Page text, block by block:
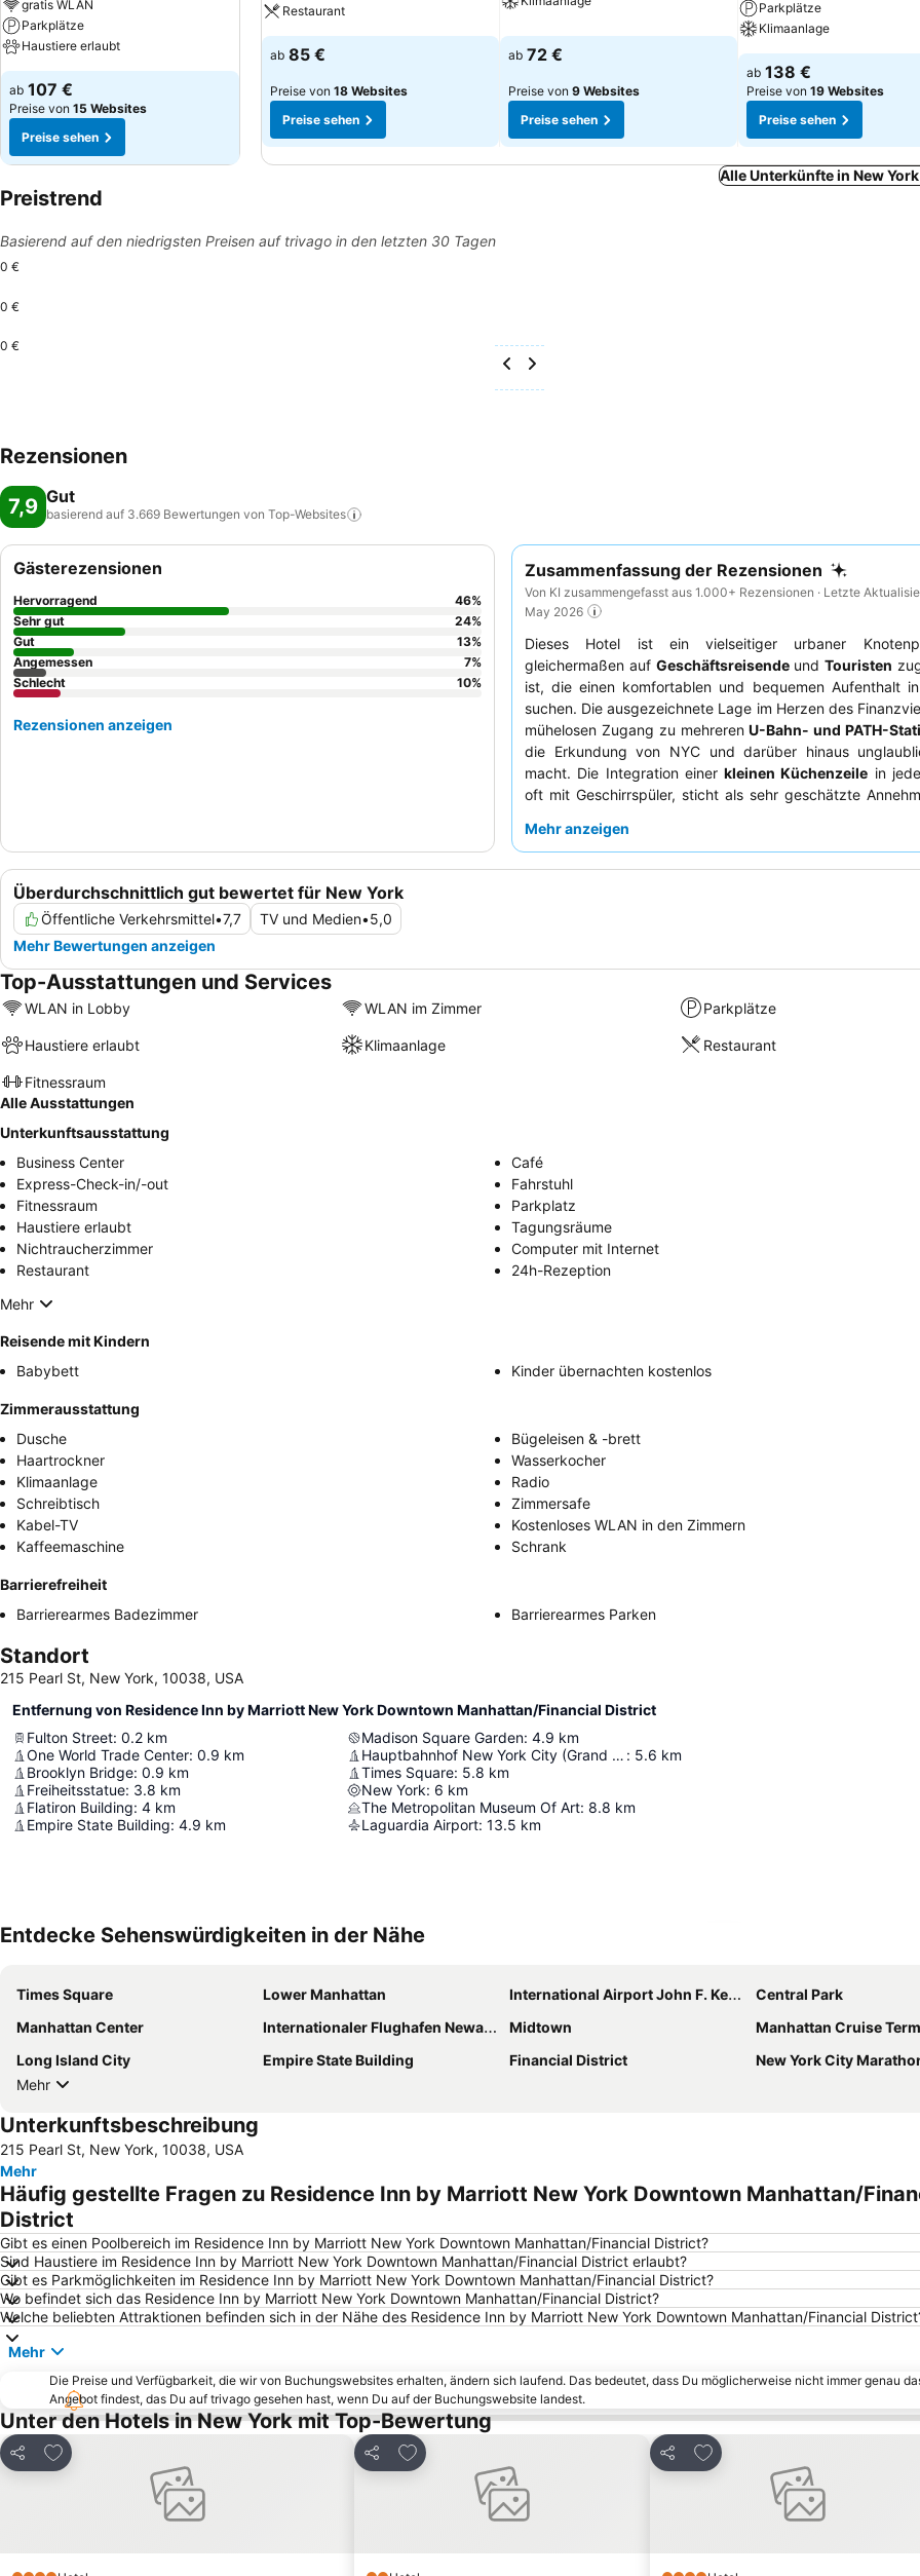
gratis WLAN
Parkplätze
Haustiere erlaubt
ab 107 €
Preise von 15 Websites
Preise sehen
Restaurant
ab 85 €
Preise von 18 Websites
Preise sehen
ab 72 €
Preise von 9 Websites
Preise sehen
Parkplätze
Klimaanlage
ab 138 €
Preise von 19 Websites
Preise sehen
Alle Unterkünfte in New
Preistrend
Basierend auf den niedrigsten Preisen auf trivago in den letzten 30 Tagen
0 €
0 €
0 €
Rezensionen
7,9 Gut
basierend auf 3.669 Bewertungen von Top-Websites
Zusammenfassung der Rezensionen
Von KI zusammengefasst aus 1.000+ Rezensionen · Letzte
May 2026
Dieses Hotel ist ein vielseitiger urbaner
gleichermaßen auf GeschäftsreisendeundTouristen
ist, die einen komfortablen und bequemen Aufenthalt
suchen. Die ausgezeichnete Lage im Herzen des
mühelosen Zugang zu mehrerenU-Bahn- und PATH-
die Erkundung von NYC und darüber hinaus
macht. Die Integration einer kleinen Küchenzeile in
oft mit Geschirrspüler, sticht als sehr geschätzte
zuvorkommende Personal
Mehr anzeigen
Überdurchschnittlich gut bewertet für New York
Öffentliche Verkehrsmittel•7,7 TV und Medien•5,0
Mehr Bewertungen anzeigen
Gästerezensionen
Hervorragend 46%
Sehr gut
24%
Gut
13%
Angemessen
7%
Schlecht
10%
Rezensionen anzeigen
Top-Ausstattungen und Services
WLAN in Lobby WLAN im Zimmer Parkplätze
Haustiere erlaubt Klimaanlage Restaurant
Fitnessraum
Alle Ausstattungen
Unterkunftsausstattung
Business Center
Café
Express-Check-in/-out
Fahrstuhl
Fitnessraum
Parkplatz
Haustiere erlaubt
Tagungsräume
Nichtraucherzimmer
Computer mit Internet
Restaurant
24h-Rezeption
Mehr
Reisende mit Kindern
Babybett
Kinder übernachten kostenlos
Zimmerausstattung
Dusche
Bügeleisen & -brett
Haartrockner
Wasserkocher
Klimaanlage
Radio
Schreibtisch
Zimmersafe
Kabel-TV
Kostenloses WLAN in den Zimmern
Kaffeemaschine
Schrank
Barrierefreiheit
Barrierearmes Badezimmer
Barrierearmes Parken
Standort
215 Pearl St, New York, 10038, USA
Entfernung von Residence Inn by Marriott New York Downtown Manhattan/Financial District
Fulton Street: 0.2 km
One World Trade Center: 0.9 km
Brooklyn Bridge: 0.9 km
Freiheitsstatue: 3.8 km
Flatiron Building: 4 km
Empire State Building: 4.9 km
Madison Square Garden: 4.9 km
Hauptbahnhof New York City (Grand Central) : 5.6 km
Times Square: 5.8 km
New York: 6 km
The Metropolitan Museum Of Art: 8.8 km
Laguardia Airport: 13.5 km
Entdecke Sehenswürdigkeiten in der Nähe
Times Square Lower Manhattan International Airport John F. Kennedy
Central Park
Manhattan Center
Internationaler Flughafen Newark Liberty Midtown
Manhattan Cruise
Long Island City
Empire State Building Financial District
New York City
Mehr
Unterkunftsbeschreibung
215 Pearl St, New York, 10038, USA
Mehr
Häufig gestellte Fragen zu Residence Inn by Marriott New York Downtown Manhattan/
District
Gibt es einen Poolbereich im Residence Inn by Marriott New York Downtown Manhattan/Financial District?
Sind Haustiere im Residence Inn by Marriott New York Downtown Manhattan/Financial District erlaubt?
Gibt es Parkmöglichkeiten im Residence Inn by Marriott New York Downtown Manhattan/Financial District?
Wo befindet sich das Residence Inn by Marriott New York Downtown Manhattan/Financial District?
Welche beliebten Attraktionen befinden sich in der Nähe des Residence Inn by Marriott New York Downtown Manhattan/Financial
Mehr
Die Preise und Verfügbarkeit, die wir von Buchungswebsites erhalten, ändern sich laufend. Das bedeutet, dass Du möglicherweise nicht immer genau
Angebot findest, das Du auf trivago gesehen hast, wenn Du auf der Buchungswebsite landest.
Unter den Hotels in New York mit Top-Bewertung
Teilen
Zu Favoriten hinzufügen
Teilen
Zu Favoriten hinzufügen
Teilen
Zu Favoriten hinzufügen